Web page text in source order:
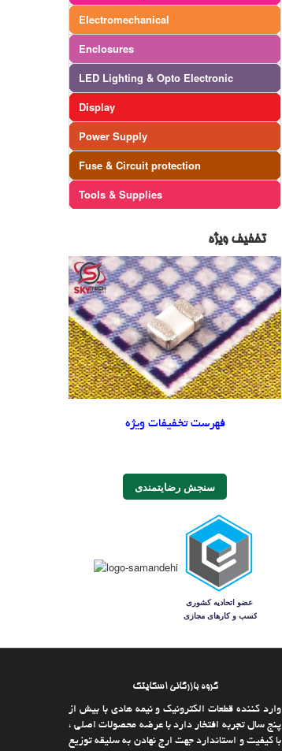
Electromechanical
Enclosures
LED Lighting & Opto Electronic
Display
Power Supply
Fuse & Circuit protection
Tools & Supplies
تخفیف ویژه
فهرست تخفیفات ویژه
سنجش رضایتمندی
گروه بازرگانی اسکایتک
وارد كننده قطعات الکترونیک و نیمه هادی با بیش از
پنج سال تجربه افتخار دارد با عرضه محصولات اصلی ،
با كیفیت و استاندارد جهت ارج نهادن به سلیقه توزیع